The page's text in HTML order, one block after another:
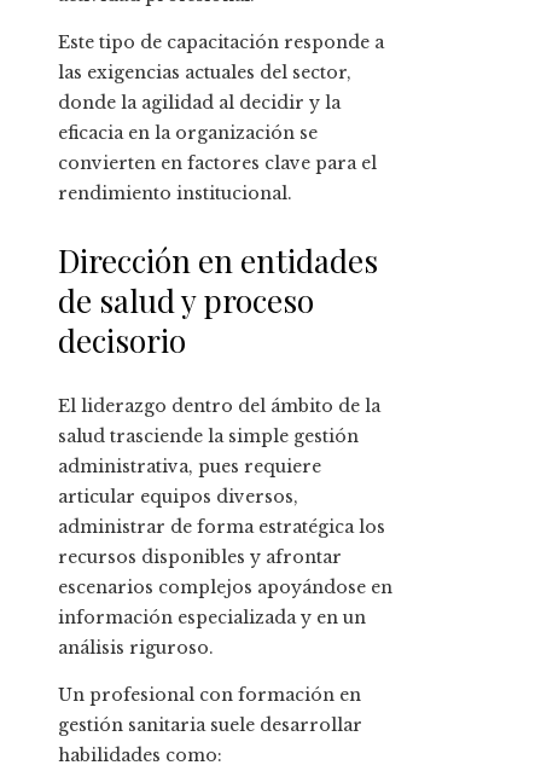
Este tipo de capacitación responde a
las exigencias actuales del sector,
donde la agilidad al decidir y la
eficacia en la organización se
convierten en factores clave para el
rendimiento institucional.
Dirección en entidades
de salud y proceso
decisorio
El liderazgo dentro del ámbito de la
salud trasciende la simple gestión
administrativa, pues requiere
articular equipos diversos,
administrar de forma estratégica los
recursos disponibles y afrontar
escenarios complejos apoyándose en
información especializada y en un
análisis riguroso.
Un profesional con formación en
gestión sanitaria suele desarrollar
habilidades como: